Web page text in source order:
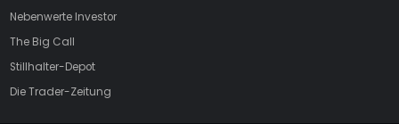
Nebenwerte Investor
The Big Call
Stillhalter-Depot
Die Trader-Zeitung